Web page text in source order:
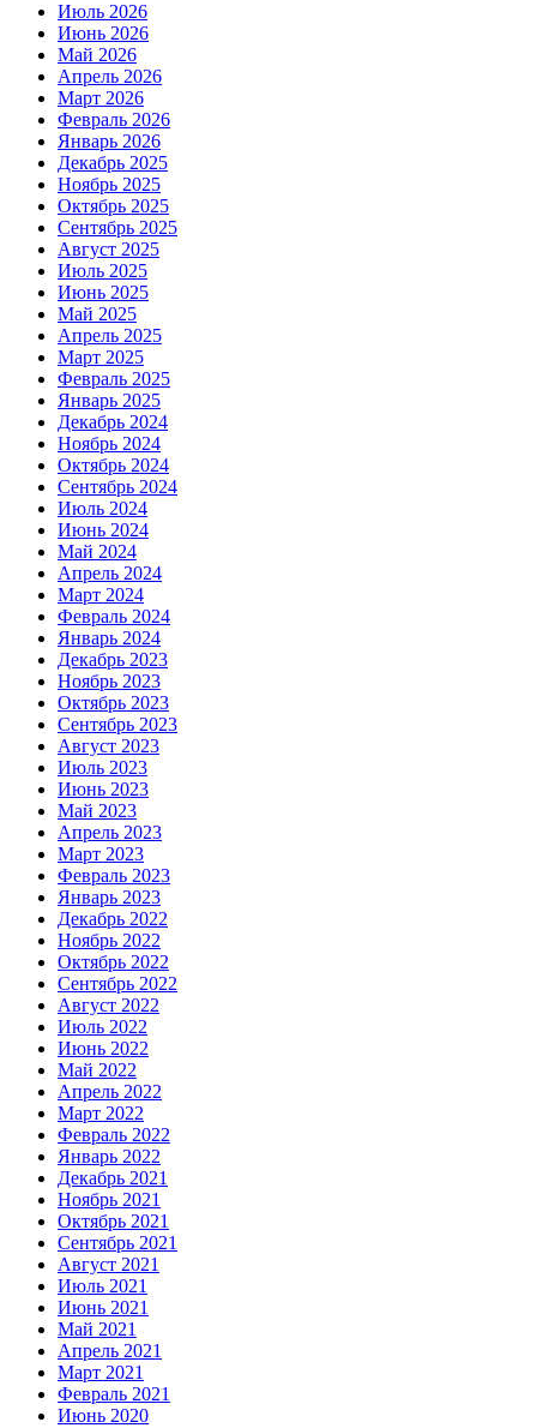
Июль 2026
Июнь 2026
Май 2026
Апрель 2026
Март 2026
Февраль 2026
Январь 2026
Декабрь 2025
Ноябрь 2025
Октябрь 2025
Сентябрь 2025
Август 2025
Июль 2025
Июнь 2025
Май 2025
Апрель 2025
Март 2025
Февраль 2025
Январь 2025
Декабрь 2024
Ноябрь 2024
Октябрь 2024
Сентябрь 2024
Июль 2024
Июнь 2024
Май 2024
Апрель 2024
Март 2024
Февраль 2024
Январь 2024
Декабрь 2023
Ноябрь 2023
Октябрь 2023
Сентябрь 2023
Август 2023
Июль 2023
Июнь 2023
Май 2023
Апрель 2023
Март 2023
Февраль 2023
Январь 2023
Декабрь 2022
Ноябрь 2022
Октябрь 2022
Сентябрь 2022
Август 2022
Июль 2022
Июнь 2022
Май 2022
Апрель 2022
Март 2022
Февраль 2022
Январь 2022
Декабрь 2021
Ноябрь 2021
Октябрь 2021
Сентябрь 2021
Август 2021
Июль 2021
Июнь 2021
Май 2021
Апрель 2021
Март 2021
Февраль 2021
Июнь 2020